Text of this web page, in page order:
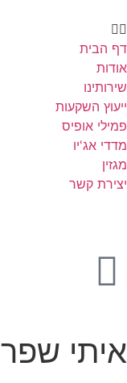
דף הבית
אודות
שירותינו
ייעוץ השקעות
פמילי אופיס
מדדי אג'יו
מגזין
יצירת קשר
איתי שפר